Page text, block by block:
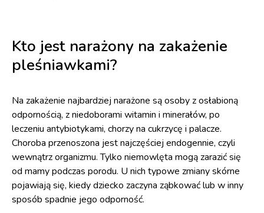
Kto jest narażony na zakażenie
pleśniawkami?
Na zakażenie najbardziej narażone są osoby z osłabioną
odpornością, z niedoborami witamin i minerałów, po
leczeniu antybiotykami, chorzy na cukrzycę i palacze.
Choroba przenoszona jest najczęściej endogennie, czyli
wewnątrz organizmu. Tylko niemowlęta mogą zarazić się
od mamy podczas porodu. U nich typowe zmiany skórne
pojawiają się, kiedy dziecko zaczyna ząbkować lub w inny
sposób spadnie jego odporność.